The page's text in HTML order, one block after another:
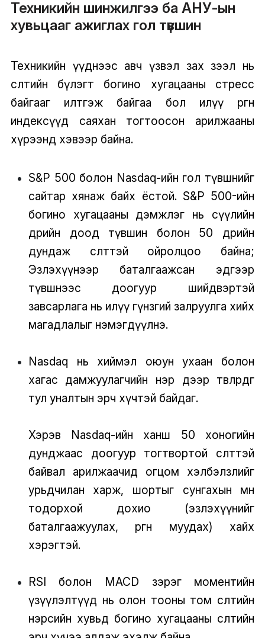
Техникийн шинжилгээ ба АНУ-ын
хувьцааг ажиглах гол түвшин
Техникийн үүднээс авч үзвэл зах зээл нь
өсөлтийн бүлэгт богино хугацааны стресс
байгааг илтгэж байгаа бол илүү өргөн
индексүүд саяхан тогтоосон арилжааны
хүрээнд хэвээр байна.
S&P 500 болон Nasdaq-ийн гол түвшнийг
сайтар хянаж байх ёстой. S&P 500-ийн
богино хугацааны дэмжлэг нь сүүлийн
өдрийн доод түвшин болон 50 өдрийн
дундаж өсөлттэй ойролцоо байна;
Эзлэхүүнээр баталгаажсан эдгээр
түвшнээс доогуур шийдвэртэй
завсарлага нь илүү гүнзгий залруулга хийх
магадлалыг нэмэгдүүлнэ.
Nasdaq нь хиймэл оюун ухаан болон
хагас дамжуулагчийн нэр дээр төвлөрдөг
тул уналтын эрч хүчтэй байдаг.
Хэрэв Nasdaq-ийн ханш 50 хоногийн
дунджаас доогуур тогтвортой өсөлттэй
байвал арилжаачид огцом хэлбэлзлийг
урьдчилан харж, шортыг сунгахын өмнө
тодорхой дохио (эзлэхүүнийг
баталгаажуулах, өргөн муудах) хайх
хэрэгтэй.
RSI болон MACD зэрэг моментийн
үзүүлэлтүүд нь олон тооны том өсөлтийн
нэрсийн хувьд богино хугацааны өсөлтийн